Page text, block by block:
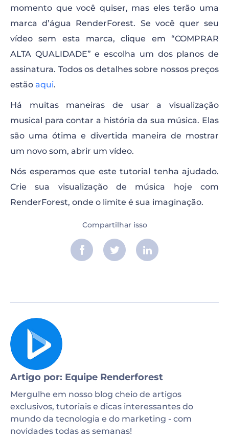
momento que você quiser, mas eles terão uma
marca d’água RenderForest. Se você quer seu
vídeo sem esta marca, clique em “COMPRAR
ALTA QUALIDADE” e escolha um dos planos de
assinatura. Todos os detalhes sobre nossos preços
estão aqui.
Há muitas maneiras de usar a visualização
musical para contar a história da sua música. Elas
são uma ótima e divertida maneira de mostrar
um novo som, abrir um vídeo.
Nós esperamos que este tutorial tenha ajudado.
Crie sua visualização de música hoje com
RenderForest, onde o limite é sua imaginação.
Compartilhar isso
Artigo por: Equipe Renderforest
Mergulhe em nosso blog cheio de artigos
exclusivos, tutoriais e dicas interessantes do
mundo da tecnologia e do marketing - com
novidades todas as semanas!